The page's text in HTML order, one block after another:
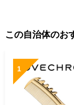
この自治体のお
1